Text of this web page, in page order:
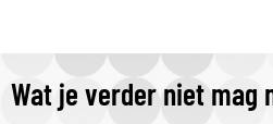
Wat je verder niet mag